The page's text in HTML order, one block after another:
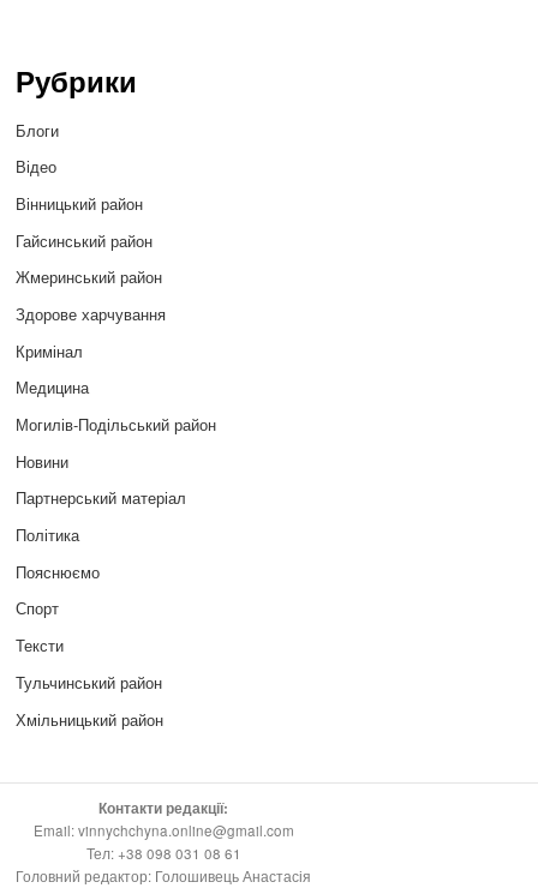
Рубрики
Блоги
Відео
Вінницький район
Гайсинський район
Жмеринський район
Здорове харчування
Кримінал
Медицина
Могилів-Подільський район
Новини
Партнерський матеріал
Політика
Пояснюємо
Спорт
Тексти
Тульчинський район
Хмільницький район
Контакти редакції:
Email: vinnychchyna.online@gmail.com
Тел: +38 098 031 08 61
Головний редактор: Голошивець Анастасія